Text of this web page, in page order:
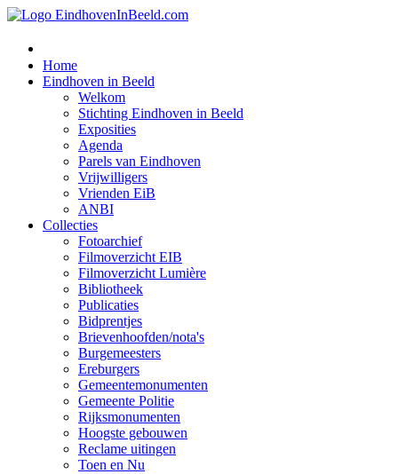
Home
Eindhoven in Beeld
Welkom
Stichting Eindhoven in Beeld
Exposities
Agenda
Parels van Eindhoven
Vrijwilligers
Vrienden EiB
ANBI
Collecties
Fotoarchief
Filmoverzicht EIB
Filmoverzicht Lumière
Bibliotheek
Publicaties
Bidprentjes
Brievenhoofden/nota's
Burgemeesters
Ereburgers
Gemeentemonumenten
Gemeente Politie
Rijksmonumenten
Hoogste gebouwen
Reclame uitingen
Toen en Nu